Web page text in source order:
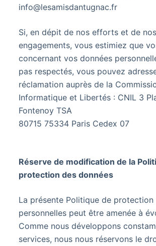
info@lesamisdantugnac.fr
Si, en dépit de nos efforts et de nos
engagements, vous estimiez que
concernant vos données
pas respectés, vous pouvez
réclamation auprès de la
Informatique et Libertés : CNIL 3
Fontenoy TSA
80715 75334 Paris Cedex 07
Réserve de modification de la
protection des données
La présente Politique de protection
personnelles peut être amenée à
Comme nous développons
services, nous nous réservons le